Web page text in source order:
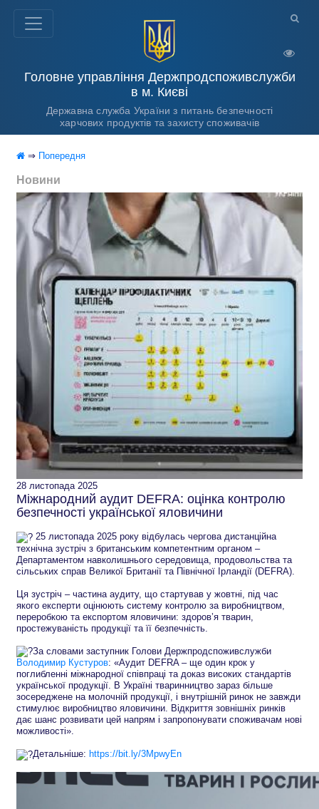
Головне управління Держпродспоживслужби
в м. Києві
Державна служба України з питань безпечності
харчових продуктів та захисту споживачів
⇒ Попередня
Новини
28 листопада 2025
Міжнародний аудит DEFRA: оцінка контролю
безпечності української яловичини
25 листопада 2025 року відбулась чергова дистанційна
технічна зустріч з британським компетентним органом –
Департаментом навколишнього середовища, продовольства та
сільських справ Великої Британії та Північної Ірландії (DEFRA).
Ця зустріч – частина аудиту, що стартував у жовтні, під час
якого експерти оцінюють систему контролю за виробництвом,
переробкою та експортом яловичини: здоров’я тварин,
простежуваність продукції та її безпечність.
За словами заступник Голови Держпродспоживслужби
Володимир Кустуров: «Аудит DEFRA – ще один крок у
поглибленні міжнародної співпраці та доказ високих стандартів
української продукції. В Україні тваринництво зараз більше
зосереджене на молочній продукції, і внутрішній ринок не завжди
стимулює виробництво яловичини. Відкриття зовнішніх ринків
дає шанс розвивати цей напрям і запропонувати споживачам нові
можливості».
Детальніше: https://bit.ly/3MpwyEn